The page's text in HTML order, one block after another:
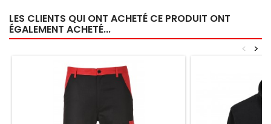
LES CLIENTS QUI ONT ACHETÉ CE PRODUIT ONT
ÉGALEMENT ACHETÉ...
>
<